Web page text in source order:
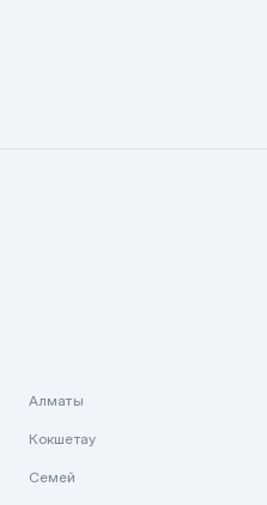
Алматы
Кокшетау
Семей